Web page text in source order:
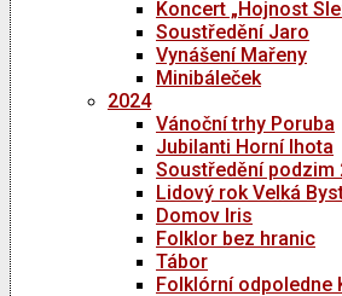
Koncert „Hojnost
Soustředění Jaro
Vynášení Mařeny
Minibáleček
2024
Vánoční trhy Poruba
Jubilanti Horní lhota
Soustředění podzim
Lidový rok Velká
Domov Iris
Folklor bez hranic
Tábor
Folklórní odpoledne